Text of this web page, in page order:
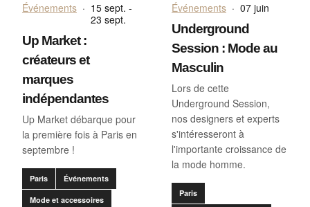
Événements · 15 sept. -
23 sept.
Up Market :
créateurs et
marques
indépendantes
Up Market débarque pour
la première fois à Paris en
septembre !
Paris Événements
Mode et accessoires
Événements · 07 juin
Underground
Session : Mode au
Masculin
Lors de cette
Underground Session,
nos designers et experts
s'intéresseront à
l'importante croissance de
la mode homme.
Paris